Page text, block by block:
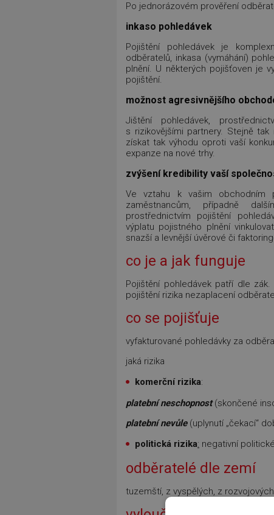
Po jednorázovém prověření
inkaso pohledávek
Pojištění pohledávek je
odběratelů, inkasa (vymáhání)
plnění. U některých pojišťoven je
pojištění.
možnost agresivnějšího
Jištění pohledávek,
s rizikovějšími partnery. Stejně
získat tak výhodu oproti vaší
expanze na nové trhy.
zvýšení kredibility vaší
Ve vztahu k vašim obchodním
zaměstnancům, případně
prostřednictvím pojištění
výplatu pojistného plnění
snazší a levnější úvěrové či
co je a jak funguje
Pojištění pohledávek patří dle
pojištění rizika nezaplacení
co se pojišťuje
vyfakturované pohledávky za
jaká rizika
komerční rizika:
platební neschopnost(skončené
platební nevůle(uplynutí „čekací“
politická rizika: negativní
odběratelé dle zemí
tuzemští, z vyspělých, z